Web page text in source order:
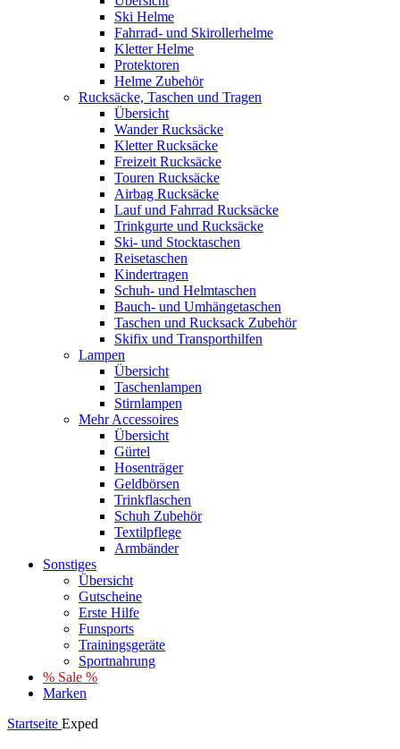
Ski Helme
Fahrrad- und Skirollerhelme
Kletter Helme
Protektoren
Helme Zubehör
Rucksäcke, Taschen und Tragen
Übersicht
Wander Rucksäcke
Kletter Rucksäcke
Freizeit Rucksäcke
Touren Rucksäcke
Airbag Rucksäcke
Lauf und Fahrrad Rucksäcke
Trinkgurte und Rucksäcke
Ski- und Stocktaschen
Reisetaschen
Kindertragen
Schuh- und Helmtaschen
Bauch- und Umhängetaschen
Taschen und Rucksack Zubehör
Skifix und Transporthilfen
Lampen
Übersicht
Taschenlampen
Stirnlampen
Mehr Accessoires
Übersicht
Gürtel
Hosenträger
Geldbörsen
Trinkflaschen
Schuh Zubehör
Textilpflege
Armbänder
Sonstiges
Übersicht
Gutscheine
Erste Hilfe
Funsports
Trainingsgeräte
Sportnahrung
% Sale %
Marken
Startseite Exped